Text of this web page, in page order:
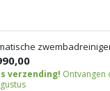
verzending!